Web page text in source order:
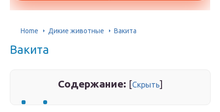
Home Дикие животные Вакита
Вакита
Содержание: [Скрыть]